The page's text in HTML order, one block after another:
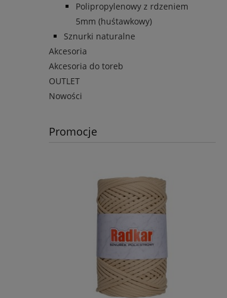
Polipropylenowy z rdzeniem
5mm (huśtawkowy)
Sznurki naturalne
Akcesoria
Akcesoria do toreb
OUTLET
Nowości
Promocje